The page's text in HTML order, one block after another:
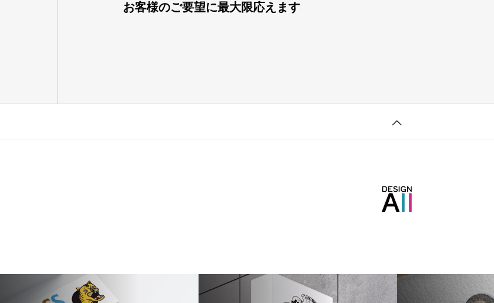
お客様のご要望に最大限応えます